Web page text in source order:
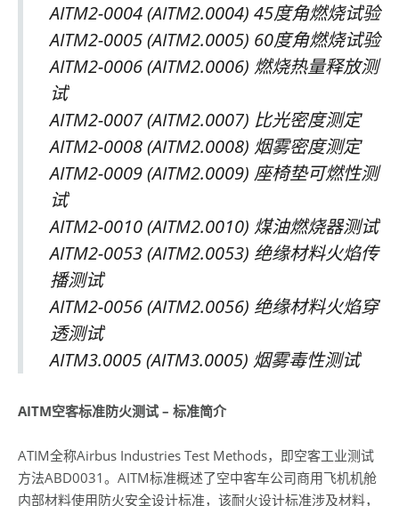
AITM2-0004 (AITM2.0004) 45度角燃烧试验
AITM2-0005 (AITM2.0005) 60度角燃烧试验
AITM2-0006 (AITM2.0006) 燃烧热量释放测
试
AITM2-0007 (AITM2.0007) 比光密度测定
AITM2-0008 (AITM2.0008) 烟雾密度测定
AITM2-0009 (AITM2.0009) 座椅垫可燃性测
试
AITM2-0010 (AITM2.0010) 煤油燃烧器测试
AITM2-0053 (AITM2.0053) 绝缘材料火焰传
播测试
AITM2-0056 (AITM2.0056) 绝缘材料火焰穿
透测试
AITM3.0005 (AITM3.0005) 烟雾毒性测试
AITM空客标准防火测试 – 标准简介
ATIM全称Airbus Industries Test Methods，即空客工业测试
方法ABD0031。AITM标准概述了空中客车公司商用飞机机舱
内部材料使用防火安全设计标准，该耐火设计标准涉及材料，